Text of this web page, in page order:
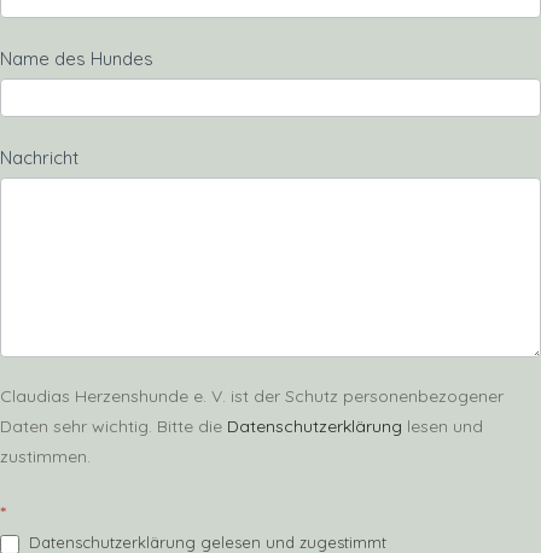
Name des Hundes
Nachricht
Claudias Herzenshunde e. V. ist der Schutz personenbezogener
Daten sehr wichtig. Bitte die Datenschutzerklärung lesen und
zustimmen.
*
Datenschutzerklärung gelesen und zugestimmt